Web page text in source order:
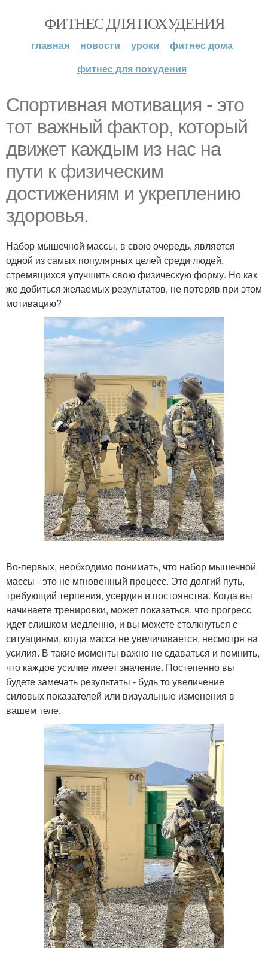
ФИТНЕС ДЛЯ ПОХУДЕНИЯ
главная новости уроки
фитнес дома
фитнес для похудения
Спортивная мотивация - это
тот важный фактор, который
движет каждым из нас на
пути к физическим
достижениям и укреплению
здоровья.
Набор мышечной массы, в свою очередь, является
одной из самых популярных целей среди людей,
стремящихся улучшить свою физическую форму. Но как
же добиться желаемых результатов, не потеряв при этом
мотивацию?
Во-первых, необходимо понимать, что набор мышечной
массы - это не мгновенный процесс. Это долгий путь,
требующий терпения, усердия и постоянства. Когда вы
начинаете тренировки, может показаться, что прогресс
идет слишком медленно, и вы можете столкнуться с
ситуациями, когда масса не увеличивается, несмотря на
усилия. В такие моменты важно не сдаваться и помнить,
что каждое усилие имеет значение. Постепенно вы
будете замечать результаты - будь то увеличение
силовых показателей или визуальные изменения в
вашем теле.